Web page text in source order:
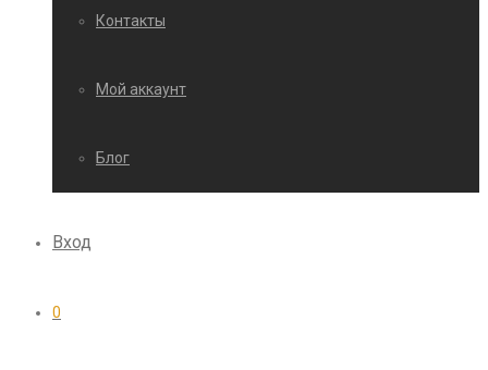
Контакты
Мой аккаунт
Блог
Вход
0